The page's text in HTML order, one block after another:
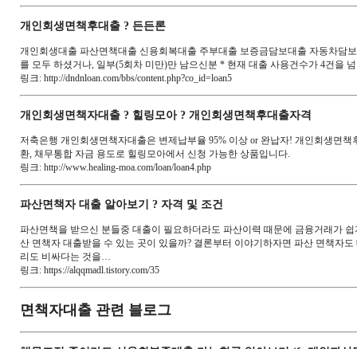
개인회생면책후대출 ? 든든론
개인회생대출 파산면책대출 신용회복대출 주부대출 보증금담보대출 자동차담
를 모두 하셨거나, 일부(5회차 미만)만 남으신분 * 현재 대출 사용건수가 4건을
링크: http://dndnloan.com/bbs/content.php?co_id=loan5
개인회생면책자대출 ? 힐링모아 ? 개인회생면책후대출자격
저축은행 개인회생면책자대출은 변제납부율 95% 이상 or 완납자! 개인회생면
환, 채무통합 자금 용도로 힐링모아에서 신청 가능한 상품입니다.
링크: http://www.healing-moa.com/loan/loan4.php
파산면책자 대출 알아보기 ? 자격 및 조건
파산면책을 받으신 분들중 대출이 필요하더라도 파산이력 때문에 금융거래가
산 면책자 대출받을 수 있는 곳이 있을까? 결론부터 이야기하자면 파산 면책자
리도 비싸다는 것을…
링크: https://alqqmadl.tistory.com/35
면책자대출 관련 블로그